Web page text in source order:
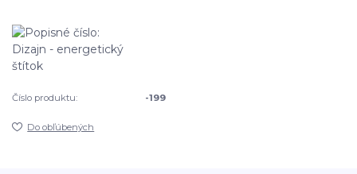
Číslo produktu: -199
Do obľúbených